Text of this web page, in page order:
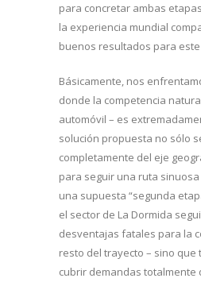
para concretar ambas
la experiencia mundial
buenos resultados para
Básicamente, nos
donde la competencia
automóvil – es
solución propuesta no sólo
completamente del eje
para seguir una ruta
una supuesta “segunda
el sector de La Dormida
desventajas fatales para la
resto del trayecto – sino
cubrir demandas totalmente